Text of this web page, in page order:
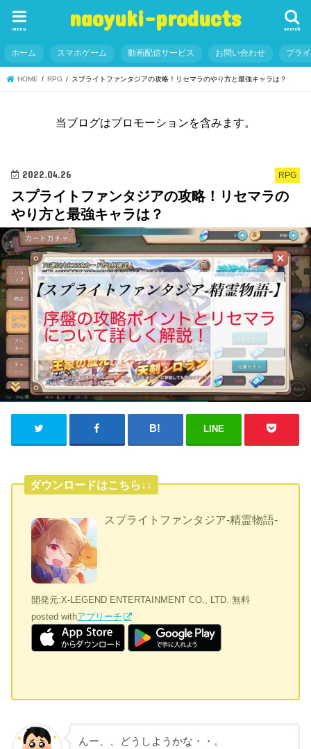
naoyuki-products search
menu
ホーム スマホゲーム 動画配信サービス お問い合わせ プラ
HOME RPG スプライトファンタジアの攻略！リセマラのやり方と最強キャラは？
当ブログはプロモーションを含みます。
RPG
2022.04.26
スプライトファンタジアの攻略！リセマラの
やり方と最強キャラは？
LINE
ダウンロードはこちら↓↓
スプライトファンタジア-精霊物語-
開発元:X-LEGEND ENTERTAINMENT CO., LTD. 無料
posted withアプリーチ
んー、、どうしようかな・・。